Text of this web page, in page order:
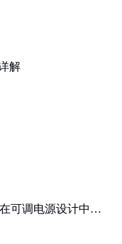
解
可调电源设计中的